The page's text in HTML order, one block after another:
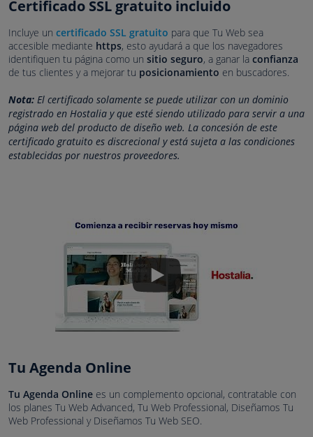
Certificado SSL gratuito incluido
Incluye un certificado SSL gratuito para que Tu Web sea
accesible mediante https, esto ayudará a que los navegadores
identifiquen tu página como un sitio seguro, a ganar la confianza
de tus clientes y a mejorar tu posicionamiento en buscadores.
Nota: El certificado solamente se puede utilizar con un dominio
registrado en Hostalia y que esté siendo utilizado para servir a una
página web del producto de diseño web. La concesión de este
certificado gratuito es discrecional y está sujeta a las condiciones
establecidas por nuestros proveedores.
Tu Agenda Online
Tu Agenda Online es un complemento opcional, contratable con
los planes Tu Web Advanced, Tu Web Professional, Diseñamos Tu
Web Professional y Diseñamos Tu Web SEO.